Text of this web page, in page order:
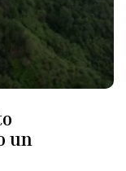
un